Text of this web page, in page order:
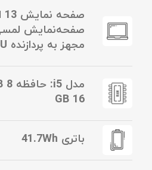
صفحه‌نمایش
مجهز به پردازنده Core™ i7-10510U
16 GB
باتری 41.7Wh